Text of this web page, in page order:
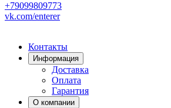
+79099809773
vk.com/enterer
Контакты
Информация
Доставка
Оплата
Гарантия
О компании